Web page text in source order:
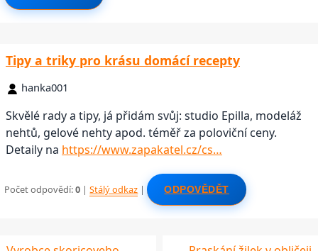
Tipy a triky pro krásu domácí recepty
hanka001
Skvělé rady a tipy, já přidám svůj: studio Epilla, modeláž
nehtů, gelové nehty apod. téměř za poloviční ceny.
Detaily na https://www.zapakatel.cz/cs…
Počet odpovědí:0 |Stálý odkaz | ODPOVĚDĚT